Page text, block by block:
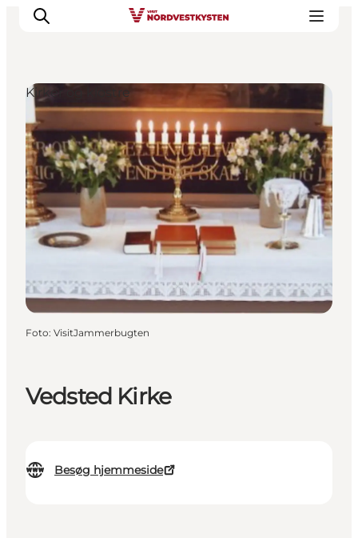
Feriesteder
Inspiration
Handicapvenlig ferie
Events
Overnatning
Planlæg din ferie
Vedsted Kirke
Besøg hjemmeside
Kirker og klostre
Foto: VisitJammerbugten